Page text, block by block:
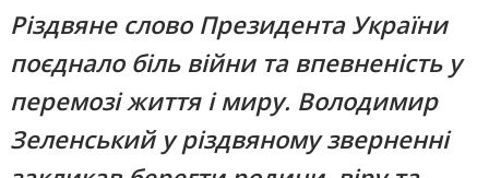
Різдвяне слово Президента України
поєднало біль війни та впевненість у
перемозі життя і миру. Володимир
Зеленський у різдвяному зверненні